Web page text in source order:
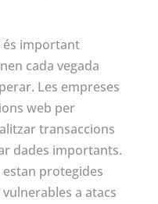
és important
cada vegada
Les empreses
web per
transaccions
dades importants.
protegides
a atacs